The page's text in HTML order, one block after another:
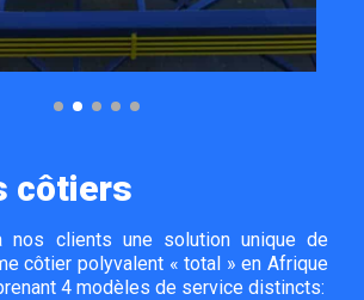
côtiers
nos clients une solution unique de
côtier polyvalent « total » en Afrique
4 modèles de service distincts: